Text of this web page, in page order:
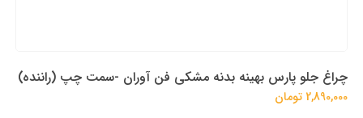
چراغ جلو پارس بهینه بدنه مشکی فن آوران -سمت چپ (راننده)
2,890,000 تومان